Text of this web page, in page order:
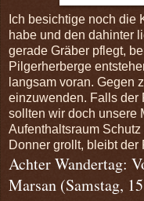
Ich besichtige noch die
habe und den dahinter
gerade Gräber pflegt,
Pilgerherberge
langsam voran. Gegen
einzuwenden. Falls der
sollten wir doch unsere
Aufenthaltsraum
Donner grollt, bleibt der
Achter Wandertag:
Marsan (Samstag,